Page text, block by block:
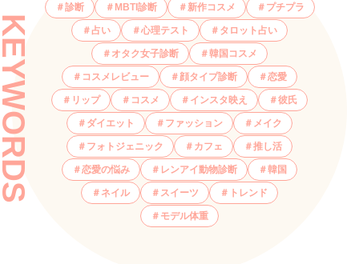
診断 MBTI診断 新作コスメ プチプラ
占い 心理テスト タロット占い
オタク女子診断 韓国コスメ
コスメレビュー 顔タイプ診断 恋愛
リップ コスメ インスタ映え 彼氏
ダイエット ファッション メイク
フォトジェニック カフェ 推し活
恋愛の悩み レンアイ動物診断 韓国
ネイル スイーツ トレンド
モデル体重